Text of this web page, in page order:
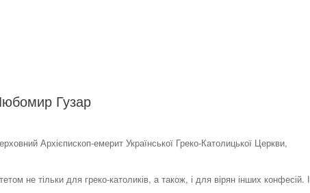
Гузар
Архієпископ-емерит Української Греко-Католицької Церкви,
не тільки для греко-католиків, а також, і для вірян інших конфесій. І